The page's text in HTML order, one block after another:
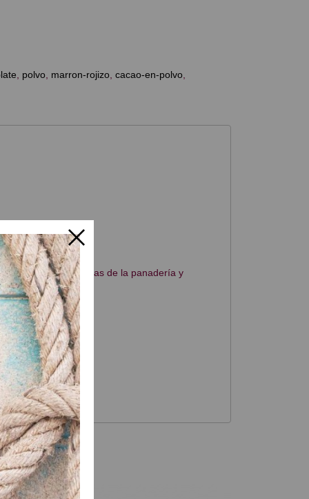
polvo marron-rojizo cacao-en-polvo
necesidades básicas de la panadería y